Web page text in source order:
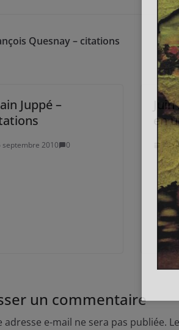
Quesnay – citations
Juppé –
septembre 2010 0
en
3
un commentaire
adresse e-mail ne sera pas publiée.